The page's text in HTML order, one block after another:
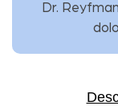
Dr. Reyfman